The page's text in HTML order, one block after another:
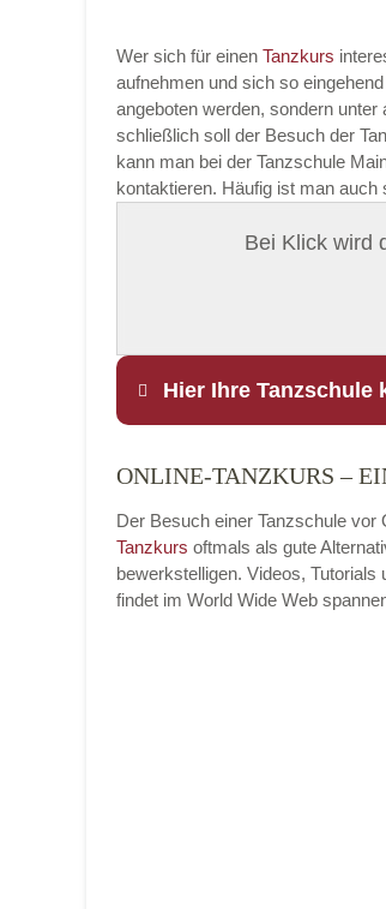
Wer sich für einen Tanzkurs
aufnehmen und sich so
angeboten werden, sondern
schließlich soll der Besuch der
kann man bei der Tanzschule
kontaktieren. Häufig ist man
Bei Klick wird
Hier Ihre Tanzschule
E-Mail*
ONLINE-TANZKURS –
Der Besuch einer Tanzschule
Tanzkurs oftmals als gute
bewerkstelligen. Videos,
findet im World Wide Web